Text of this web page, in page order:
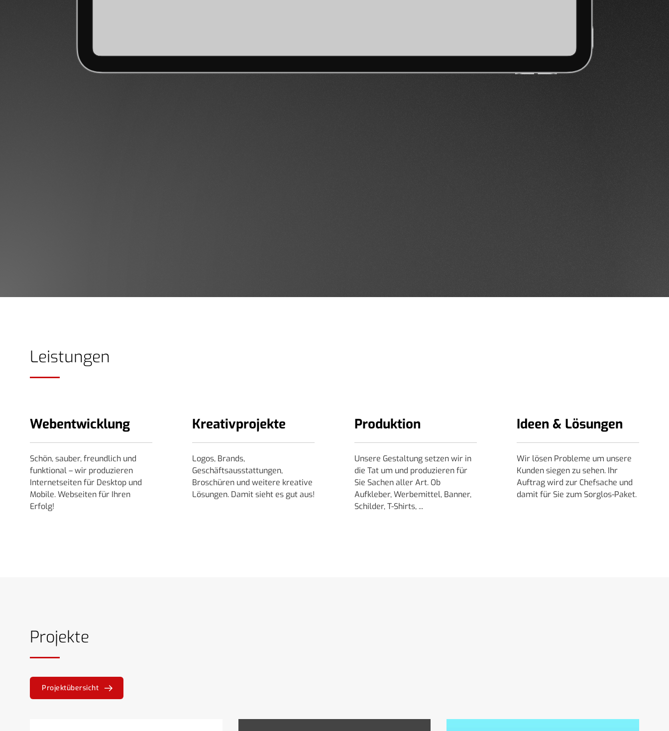
Leistungen
Webentwicklung
Schön, sauber, freundlich und
funktional – wir produzieren
Internetseiten für Desktop und
Mobile. Webseiten für Ihren
Erfolg!
Kreativprojekte
Logos, Brands,
Geschäftsausstattungen,
Broschüren und weitere kreative
Lösungen. Damit sieht es gut aus!
Produktion
Unsere Gestaltung setzen wir in
die Tat um und produzieren für
Sie Sachen aller Art. Ob
Aufkleber, Werbemittel, Banner,
Schilder, T-Shirts, ...
Ideen & Lösungen
Wir lösen Probleme um unsere
Kunden siegen zu sehen. Ihr
Auftrag wird zur Chefsache und
damit für Sie zum Sorglos-Paket.
Projekte
Projektübersicht